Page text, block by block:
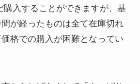
購入することができますが、基
が経ったものは全て在庫切れ
格での購入が困難となってい